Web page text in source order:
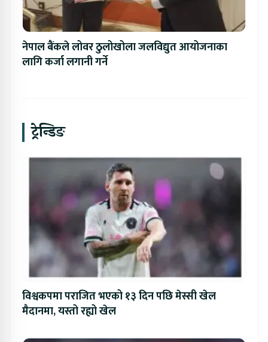
नेपाल बैंकले लोवर ठुलोखोला जलविद्युत आयोजनाका
लागि कर्जा लगानी गर्ने
ट्रेन्डिङ
विश्वकपमा पराजित भएको १३ दिन पछि मेस्सी खेल
मैदानमा, यस्तो रह्यो खेल